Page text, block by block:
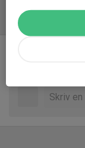
Referat